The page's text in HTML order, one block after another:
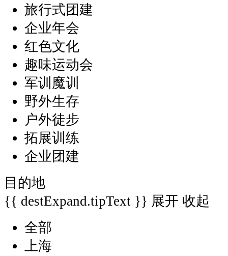
旅行式团建
企业年会
红色文化
趣味运动会
军训魔训
野外生存
户外徒步
拓展训练
企业团建
目的地
{{ destExpand.tipText }} 展开 收起
全部
上海